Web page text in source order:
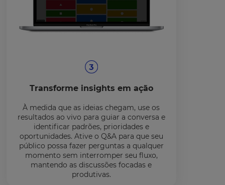
Transforme insights em ação
À medida que as ideias chegam, use os
resultados ao vivo para guiar a conversa e
identificar padrões, prioridades e
oportunidades. Ative o Q&A para que seu
público possa fazer perguntas a qualquer
momento sem interromper seu fluxo,
mantendo as discussões focadas e
produtivas.